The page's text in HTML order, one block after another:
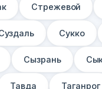
Стрежевой
Сукко
Сызрань
Тавда Таганрог